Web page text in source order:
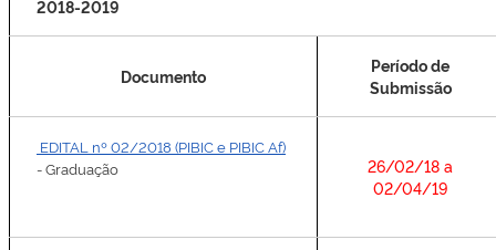
2018-2019
Documento
Período de
Submissão
EDITAL nº 02/2018 (PIBIC e PIBIC Af)
- Graduação
26/02/18 a
02/04/19